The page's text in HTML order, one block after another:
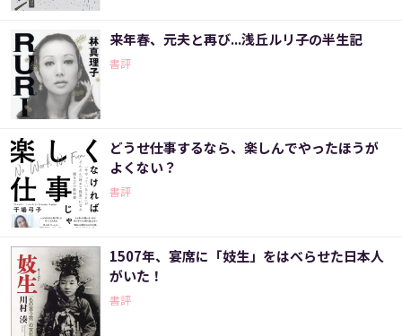
来年春、元夫と再び...浅丘ルリ子の半生記
書評
どうせ仕事するなら、楽しんでやったほうが
よくない？
書評
1507年、宴席に「妓生」をはべらせた日本人
がいた！
書評